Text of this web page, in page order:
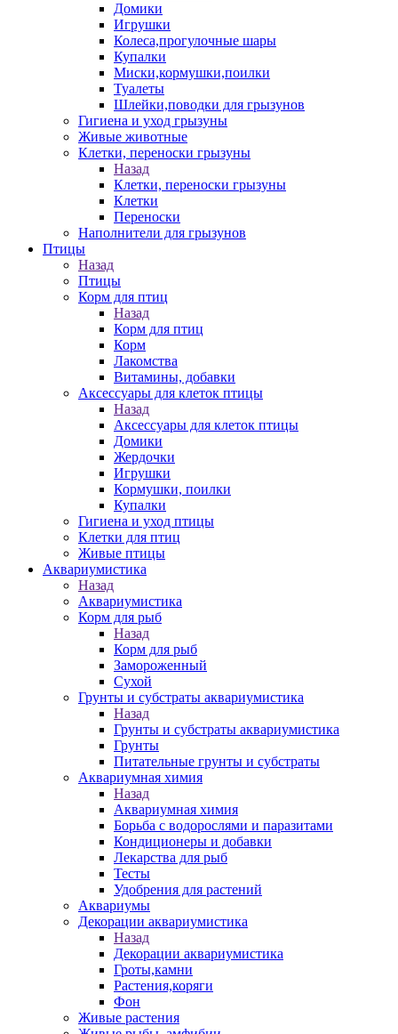
Домики
Игрушки
Колеса,прогулочные шары
Купалки
Миски,кормушки,поилки
Туалеты
Шлейки,поводки для грызунов
Гигиена и уход грызуны
Живые животные
Клетки, переноски грызуны
Назад
Клетки, переноски грызуны
Клетки
Переноски
Наполнители для грызунов
Птицы
Назад
Птицы
Корм для птиц
Назад
Корм для птиц
Корм
Лакомства
Витамины, добавки
Аксессуары для клеток птицы
Назад
Аксессуары для клеток птицы
Домики
Жердочки
Игрушки
Кормушки, поилки
Купалки
Гигиена и уход птицы
Клетки для птиц
Живые птицы
Аквариумистика
Назад
Аквариумистика
Корм для рыб
Назад
Корм для рыб
Замороженный
Сухой
Грунты и субстраты аквариумистика
Назад
Грунты и субстраты аквариумистика
Грунты
Питательные грунты и субстраты
Аквариумная химия
Назад
Аквариумная химия
Борьба с водорослями и паразитами
Кондиционеры и добавки
Лекарства для рыб
Тесты
Удобрения для растений
Аквариумы
Декорации аквариумистика
Назад
Декорации аквариумистика
Гроты,камни
Растения,коряги
Фон
Живые растения